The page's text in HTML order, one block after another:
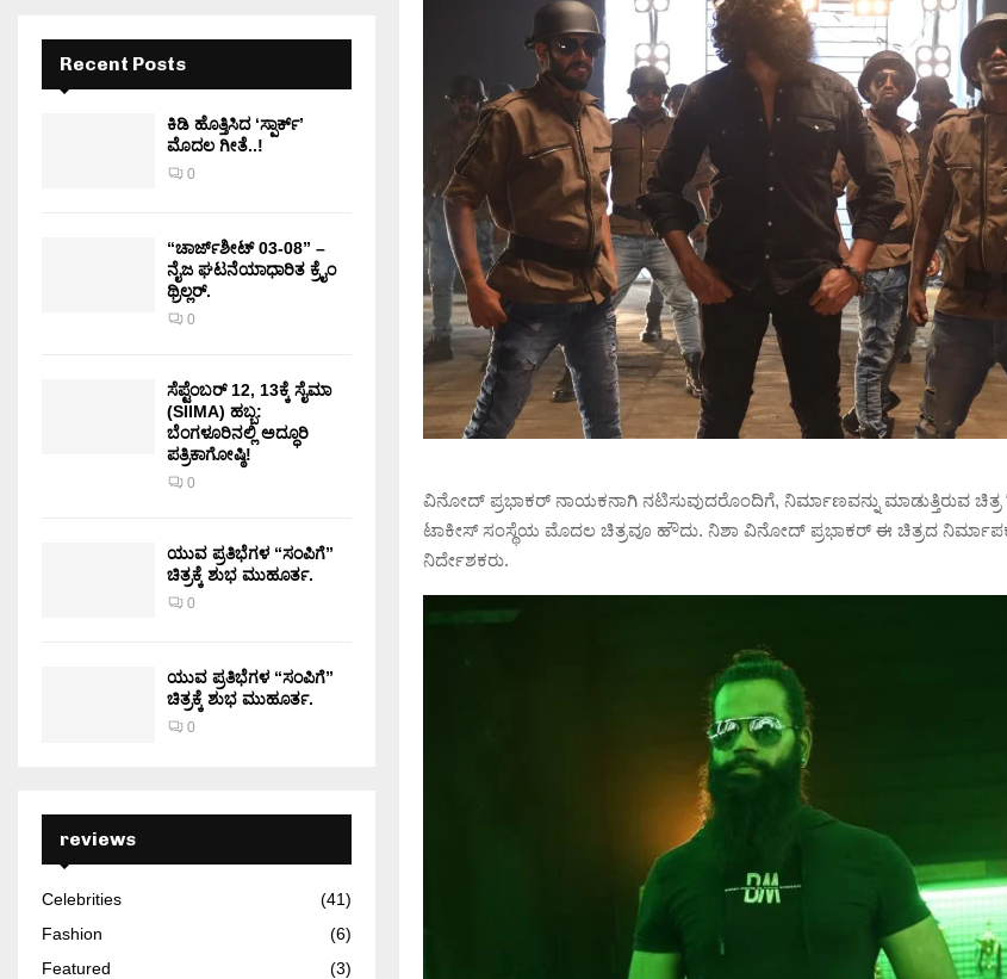
ವಿನೋದ್ ಪ್ರಭಾಕರ್ ನಾಯಕನಾಗಿ ನಟಿಸುವುದರೊಂದಿಗೆ, ನಿರ್ಮಾಣವನ್ನು ಮಾಡುತ್ತಿರುವ ಚಿತ್ರ
ಟಾಕೀಸ್ ಸಂಸ್ಥೆಯ ಮೊದಲ ಚಿತ್ರವೂ ಹೌದು. ನಿಶಾ ವಿನೋದ್ ಪ್ರಭಾಕರ್ ಈ ಚಿತ್ರದ
ನಿರ್ದೇಶಕರು.
Recent Posts
ಕಿಡಿ‌‌ ಹೊತ್ತಿಸಿದ ‘ಸ್ಪಾರ್ಕ್’
ಮೊದಲ‌ ಗೀತೆ..!
0
“ಚಾರ್ಜ್‌ಶೀಟ್ 03-08” –
ನೈಜ ಘಟನೆಯಾಧಾರಿತ ಕ್ರೈಂ
ಥ್ರಿಲ್ಲರ್.
0
ಸೆಪ್ಟೆಂಬರ್ 12, 13ಕ್ಕೆ ಸೈಮಾ
(SIIMA) ಹಬ್ಬ:
ಬೆಂಗಳೂರಿನಲ್ಲಿ ಅದ್ಧೂರಿ
ಪತ್ರಿಕಾಗೋಷ್ಠಿ!
0
ಯುವ ಪ್ರತಿಭೆಗಳ “ಸಂಪಿಗೆ”
ಚಿತ್ರಕ್ಕೆ ಶುಭ ಮುಹೂರ್ತ.
0
ಯುವ ಪ್ರತಿಭೆಗಳ “ಸಂಪಿಗೆ”
ಚಿತ್ರಕ್ಕೆ ಶುಭ ಮುಹೂರ್ತ.
0
reviews
Celebrities
(41)
Fashion
(6)
Featured
(3)